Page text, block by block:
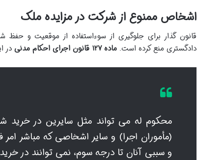
اشخاص ممنوع از شرکت در مزایده ملک
قانون گذار برای جلوگیری از سوءاستفاده از موقعیت و
دادگستری منع کرده است.ماده ۱۲۷ قانون اجرای احکام مدنی در
محکوم له می تواند مثل سایرین در خرید
(مأموران اجرا) و سایر اشخاصی که مباشر
و سببی آنان تا درجه سوم، نمی توانند در